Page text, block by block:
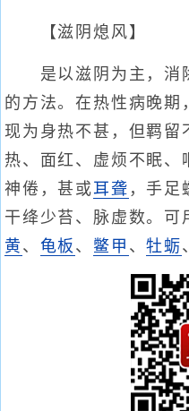
【滋阴熄风】
是以滋阴为主，消
的方法。在热性病晚期
现为身热不甚，但羁留
热、面红、虚烦不眠、
神倦，甚或耳聋 ，手足
干绛少苔、脉虚数。可
黄 、 龟板 、 鳖甲 、牡蛎